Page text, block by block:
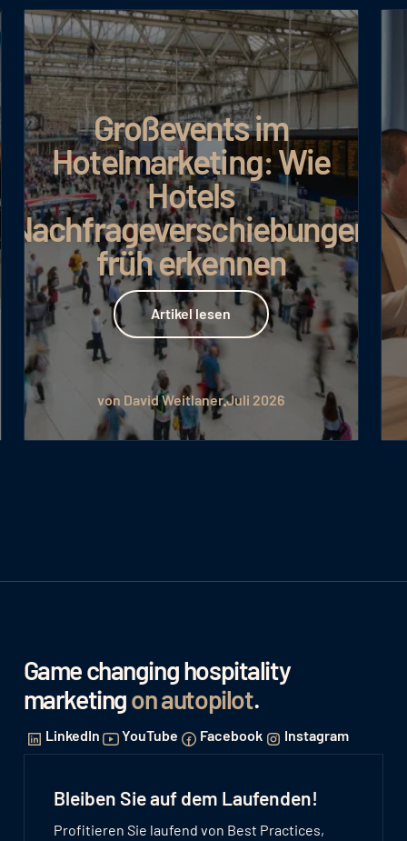
Großevents im
Hotelmarketing: Wie
Hotels
Nachfrageverschiebungen
früh erkennen
Artikel lesen
Artikel lesen
von David WeitlanerJuli 2026
Game changing hospitality
marketingon autopilot.
LinkedIn YouTube Facebook Instagram
Bleiben Sie auf dem Laufenden!
Profitieren Sie laufend von Best Practices,